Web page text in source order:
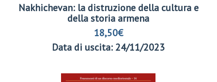
Nakhichevan: la distruzione della cultura e
della storia armena
18,50€
Data di uscita: 24/11/2023